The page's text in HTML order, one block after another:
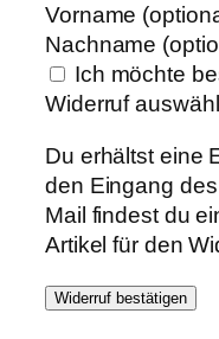
Vorname
Nachname
Ich möchte
Widerruf
Du erhältst eine
den Eingang
Mail findest du
Artikel für den
Widerruf bestätigen